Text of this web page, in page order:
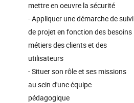
mettre en oeuvre la sécurité
- Appliquer une démarche de suivi
de projet en fonction des besoins
métiers des clients et des
utilisateurs
- Situer son rôle et ses missions
au sein d'une équipe
pédagogique